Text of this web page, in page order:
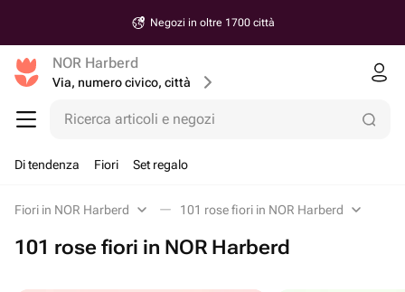
Negozi in oltre 1700 città
NOR Harberd
Via, numero civico, città
Ricerca articoli e negozi
Di tendenza Fiori Set regalo
Fiori in NOR Harberd 101 rose fiori in NOR Harberd
101 rose fiori in NOR Harberd